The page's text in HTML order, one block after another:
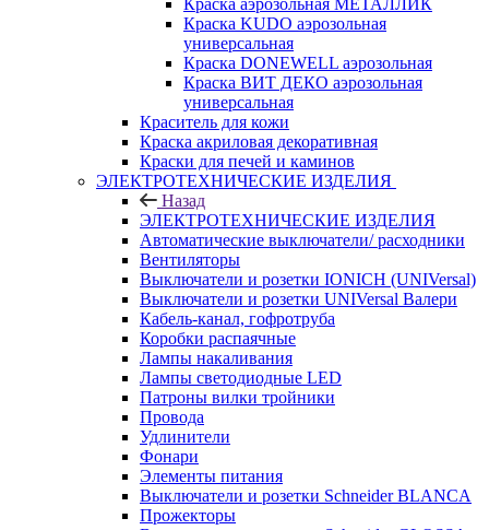
Краска аэрозольная МЕТАЛЛИК
Краска KUDO аэрозольная
универсальная
Краска DONEWELL аэрозольная
Краска ВИТ ДЕКО аэрозольная
универсальная
Краситель для кожи
Краска акриловая декоративная
Краски для печей и каминов
ЭЛЕКТРОТЕХНИЧЕСКИЕ ИЗДЕЛИЯ
Назад
ЭЛЕКТРОТЕХНИЧЕСКИЕ ИЗДЕЛИЯ
Автоматические выключатели/ расходники
Вентиляторы
Выключатели и розетки IONICH (UNIVersal)
Выключатели и розетки UNIVersal Валери
Кабель-канал, гофротруба
Коробки распаячные
Лампы накаливания
Лампы светодиодные LED
Патроны вилки тройники
Провода
Удлинители
Фонари
Элементы питания
Выключатели и розетки Schneider BLANCA
Прожекторы